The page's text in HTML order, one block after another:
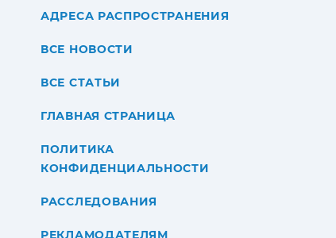
АДРЕСА РАСПРОСТРАНЕНИЯ
ВСЕ НОВОСТИ
ВСЕ СТАТЬИ
ГЛАВНАЯ СТРАНИЦА
ПОЛИТИКА
КОНФИДЕНЦИАЛЬНОСТИ
РАССЛЕДОВАНИЯ
РЕКЛАМОДАТЕЛЯМ